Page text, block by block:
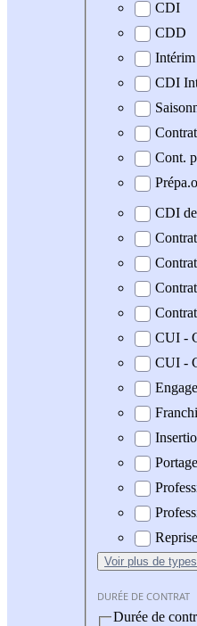
Type de contrat
CDI
CDD
Intérim
CDI
Cont.
CDI
CUI -
CUI -
Voir plus de
DURÉE DE CONTRAT
Durée de